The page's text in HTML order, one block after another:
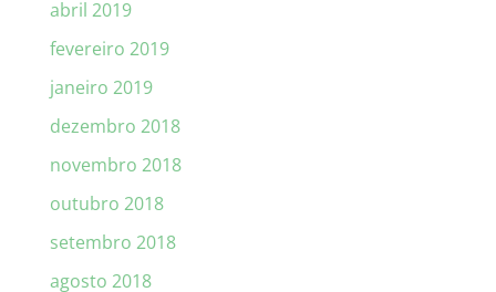
abril 2019
fevereiro 2019
janeiro 2019
dezembro 2018
novembro 2018
outubro 2018
setembro 2018
agosto 2018